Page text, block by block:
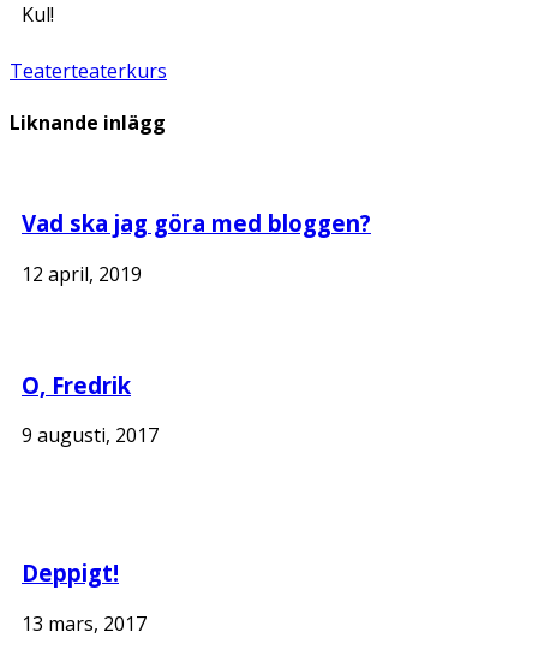
Kul!
Teaterteaterkurs
Liknande inlägg
Vad ska jag göra med bloggen?
12 april, 2019
O, Fredrik
9 augusti, 2017
Deppigt!
13 mars, 2017